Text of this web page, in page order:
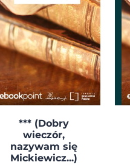
*** (Dobry
wieczór,
nazywam się
Mickiewicz...)